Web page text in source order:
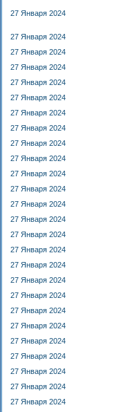
27 Января 2024
27 Января 2024
27 Января 2024
27 Января 2024
27 Января 2024
27 Января 2024
27 Января 2024
27 Января 2024
27 Января 2024
27 Января 2024
27 Января 2024
27 Января 2024
27 Января 2024
27 Января 2024
27 Января 2024
27 Января 2024
27 Января 2024
27 Января 2024
27 Января 2024
27 Января 2024
27 Января 2024
27 Января 2024
27 Января 2024
27 Января 2024
27 Января 2024
27 Января 2024